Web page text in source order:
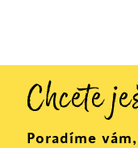
Chcete
Poradíme